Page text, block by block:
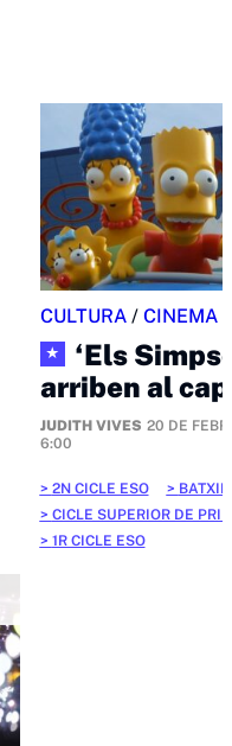
CULTURA/ CINEMA
★
‘Els
arriben al
JUDITH VIVES 20 DE
6:00
2N CICLE ESO
CICLE SUPERIOR DE
1R CICLE ESO